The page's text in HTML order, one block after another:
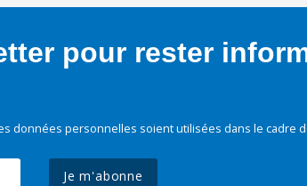
pour rester
données personnelles soient utilisées dans le cadre
Je m'abonne